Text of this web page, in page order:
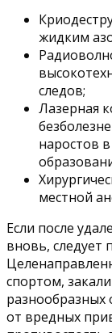
жидким
следов;
Лазерная
наростов
местной
Если после
вновь, следует
спортом,
разнообразных
от вредных